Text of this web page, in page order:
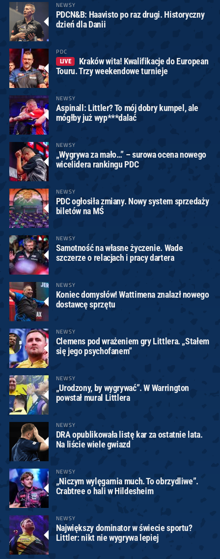
NEWSY
PDCN&B: Haavisto po raz drugi. Historyczny
dzień dla Danii
PDC
LIVE
Kraków wita! Kwalifikacje do European
Touru. Trzy weekendowe turnieje
NEWSY
Aspinall: Littler? To mój dobry kumpel, ale
mógłby już wyp***dalać
NEWSY
„Wygrywa za mało…” – surowa ocena nowego
wicelidera rankingu PDC
NEWSY
PDC ogłosiła zmiany. Nowy system sprzedaży
biletów na MŚ
NEWSY
Samotność na własne życzenie. Wade
szczerze o relacjach i pracy dartera
NEWSY
Koniec domysłów! Wattimena znalazł nowego
dostawcę sprzętu
NEWSY
Clemens pod wrażeniem gry Littlera. „Stałem
się jego psychofanem”
NEWSY
„Urodzony, by wygrywać”. W Warrington
powstał mural Littlera
NEWSY
DRA opublikowała listę kar za ostatnie lata.
Na liście wiele gwiazd
NEWSY
„Niczym wylęgarnia much. To obrzydliwe”.
Crabtree o hali w Hildesheim
NEWSY
Największy dominator w świecie sportu?
Littler: nikt nie wygrywa lepiej